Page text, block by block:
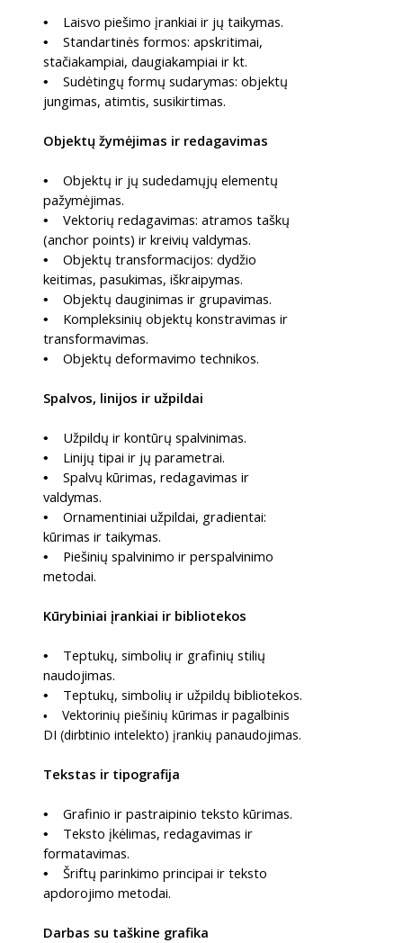
• Laisvo piešimo įrankiai ir jų taikymas.
•
Standartinės formos: apskritimai,
stačiakampiai, daugiakampiai ir kt.
•
Sudėtingų formų sudarymas: objektų
jungimas, atimtis, susikirtimas.
Objektų žymėjimas ir redagavimas
•
Objektų ir jų sudedamųjų elementų
pažymėjimas.
•
Vektorių redagavimas: atramos taškų
(anchor points) ir kreivių valdymas.
•
Objektų transformacijos: dydžio
keitimas, pasukimas, iškraipymas.
• Objektų dauginimas ir grupavimas.
•
Kompleksinių objektų konstravimas ir
transformavimas.
• Objektų deformavimo technikos.
Spalvos, linijos ir užpildai
• Užpildų ir kontūrų spalvinimas.
• Linijų tipai ir jų parametrai.
•
Spalvų kūrimas, redagavimas ir
valdymas.
•
Ornamentiniai užpildai, gradientai:
kūrimas ir taikymas.
•
Piešinių spalvinimo ir perspalvinimo
metodai.
Kūrybiniai įrankiai ir bibliotekos
•
Teptukų, simbolių ir grafinių stilių
naudojimas.
• Teptukų, simbolių ir užpildų bibliotekos.
•
Vektorinių piešinių kūrimas ir pagalbinis
DI (dirbtinio intelekto) įrankių panaudojimas.
Tekstas ir tipografija
• Grafinio ir pastraipinio teksto kūrimas.
•
Teksto įkėlimas, redagavimas ir
formatavimas.
•
Šriftų parinkimo principai ir teksto
apdorojimo metodai.
Darbas su taškine grafika